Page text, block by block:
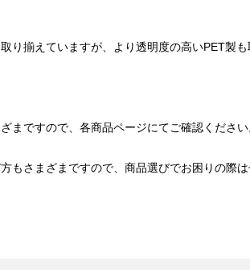
り揃えていますが、より透明度の高いPET製
まですので、各商品ページにてご確認ください
もさまざまですので、商品選びでお困りの際